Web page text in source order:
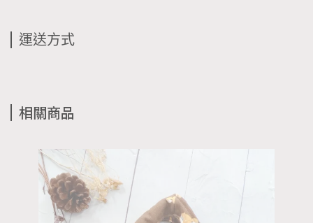
運送方式
相關商品